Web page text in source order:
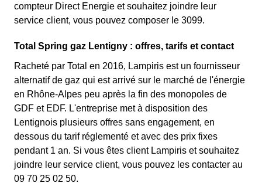
compteur Direct Energie et souhaitez joindre leur
service client, vous pouvez composer le 3099.
Total Spring gaz Lentigny : offres, tarifs et contact
Racheté par Total en 2016, Lampiris est un fournisseur
alternatif de gaz qui est arrivé sur le marché de l'énergie
en Rhône-Alpes peu après la fin des monopoles de
GDF et EDF. L'entreprise met à disposition des
Lentignois plusieurs offres sans engagement, en
dessous du tarif réglementé et avec des prix fixes
pendant 1 an. Si vous êtes client Lampiris et souhaitez
joindre leur service client, vous pouvez les contacter au
09 70 25 02 50.